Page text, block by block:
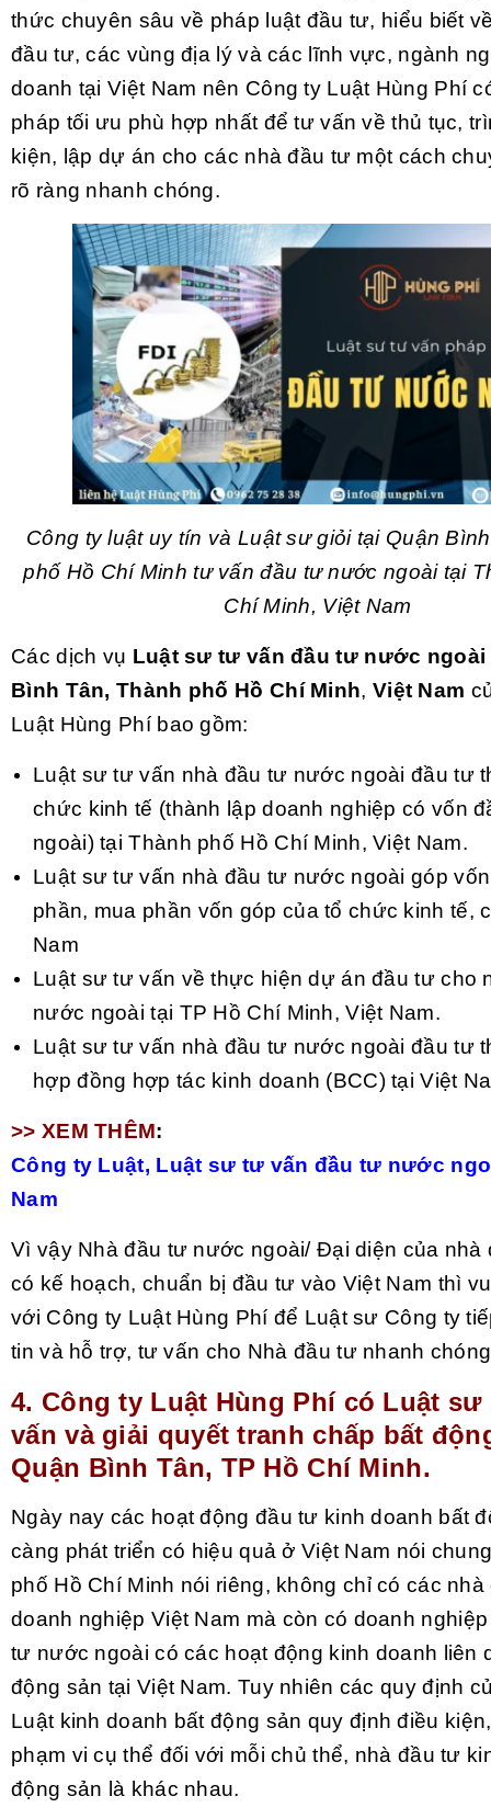
thức chuyên sâu về pháp luật đầu tư, hiểu biết
đầu tư, các vùng địa lý và các lĩnh vực, ngành
doanh tại Việt Nam nên Công ty Luật Hùng Phí
pháp tối ưu phù hợp nhất để tư vấn về thủ tục,
kiện, lập dự án cho các nhà đầu tư một cách
rõ ràng nhanh chóng.
Công ty luật uy tín và Luật sư giỏi tại Quận
phố Hồ Chí Minh tư vấn đầu tư nước ngoài tại
Chí Minh, Việt Nam
Các dịch vụ Luật sư tư vấn đầu tư nước ngoài
Bình Tân, Thành phố Hồ Chí Minh, Việt Nam
Luật Hùng Phí bao gồm:
Luật sư tư vấn nhà đầu tư nước ngoài đầu tư
chức kinh tế (thành lập doanh nghiệp có vốn
ngoài) tại Thành phố Hồ Chí Minh, Việt Nam.
Luật sư tư vấn nhà đầu tư nước ngoài góp
phần, mua phần vốn góp của tổ chức kinh tế,
Nam
Luật sư tư vấn về thực hiện dự án đầu tư cho
nước ngoài tại TP Hồ Chí Minh, Việt Nam.
Luật sư tư vấn nhà đầu tư nước ngoài đầu tư
hợp đồng hợp tác kinh doanh (BCC) tại Việt
>> XEM THÊM:
Công ty Luật, Luật sư tư vấn đầu tư nước
Nam
Vì vậy Nhà đầu tư nước ngoài/ Đại diện của nhà
có kế hoạch, chuẩn bị đầu tư vào Việt Nam thì
với Công ty Luật Hùng Phí để Luật sư Công ty
tin và hỗ trợ, tư vấn cho Nhà đầu tư nhanh
4. Công ty Luật Hùng Phí có Luật
vấn và giải quyết tranh chấp bất
Quận Bình Tân, TP Hồ Chí Minh.
Ngày nay các hoạt động đầu tư kinh doanh bất
càng phát triển có hiệu quả ở Việt Nam nói
phố Hồ Chí Minh nói riêng, không chỉ có các
doanh nghiệp Việt Nam mà còn có doanh
tư nước ngoài có các hoạt động kinh doanh liên
động sản tại Việt Nam. Tuy nhiên các quy định
Luật kinh doanh bất động sản quy định điều
phạm vi cụ thể đối với mỗi chủ thể, nhà đầu tư
động sản là khác nhau.